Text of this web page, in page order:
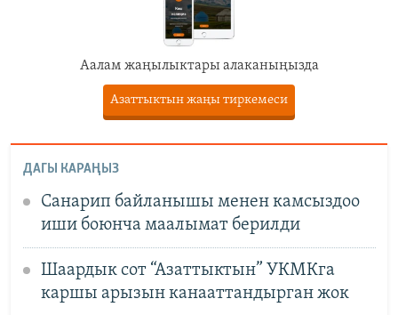
Аалам жаңылыктары алаканыңызда
Азаттыктын жаңы тиркемеси
ДАГЫ КАРАҢЫЗ
Санарип байланышы менен камсыздоо
иши боюнча маалымат берилди
Шаардык сот “Азаттыктын” УКМКга
каршы арызын канааттандырган жок